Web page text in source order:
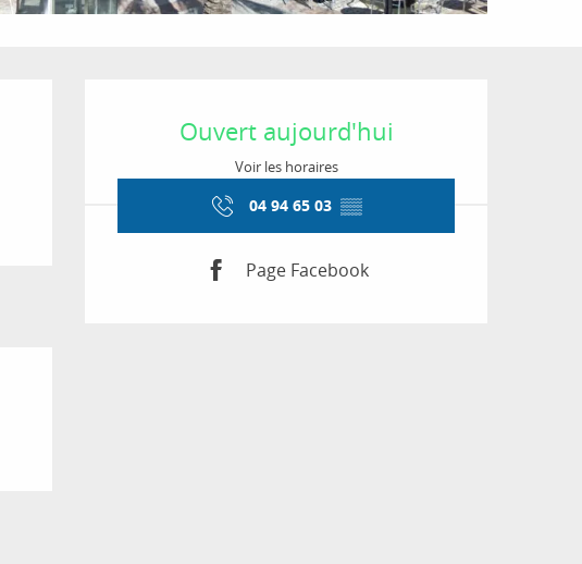
Ouverture et
Ouvert aujourd'hui
Voir les horaires
04 94 65 03 ▒▒
Page Facebook